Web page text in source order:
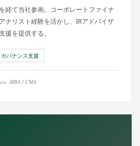
経て当社参画。コーポレートファイナ
ナリスト経験を活かし、IRアドバイザ
援を提供する。
ガバナンス支援
MBA / CMA